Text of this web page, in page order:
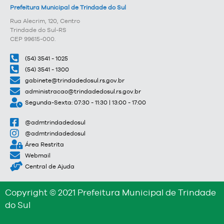
Prefeitura Municipal de Trindade do Sul
Rua Alecrim, 120, Centro
Trindade do Sul-RS
CEP 99615-000.
(54) 3541 - 1025
(54) 3541 - 1300
gabinete@trindadedosul.rs.gov.br
administracao@trindadedosul.rs.gov.br
Segunda-Sexta: 07:30 - 11:30 | 13:00 - 17:00
@admtrindadedosul
@admtrindadedosul
Área Restrita
Webmail
Central de Ajuda
Copyright © 2021 Prefeitura Municipal de Trindade
do Sul